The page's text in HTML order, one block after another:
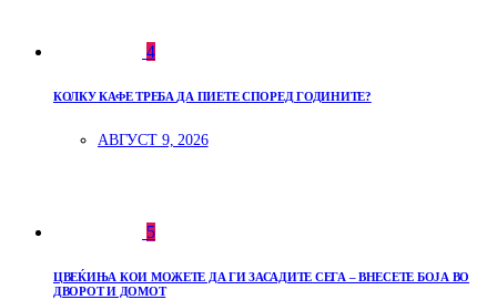
4
КОЛКУ КАФЕ ТРЕБА ДА ПИЕТЕ СПОРЕД ГОДИНИТЕ?
АВГУСТ 9, 2026
5
ЦВЕЌИЊА КОИ МОЖЕТЕ ДА ГИ ЗАСАДИТЕ СЕГА – ВНЕСЕТЕ БОЈА ВО
ДВОРОТ И ДОМОТ